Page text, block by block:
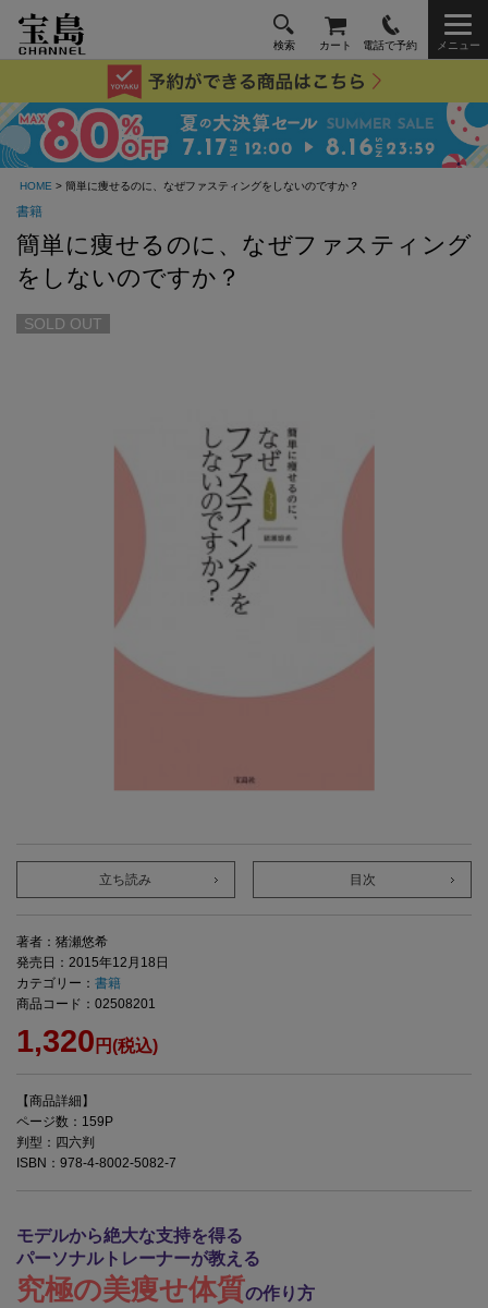
検索 カート 電話で予約 メニュー
HOME > 簡単に痩せるのに、なぜファスティングをしないのですか？
書籍
簡単に痩せるのに、なぜファスティング
をしないのですか？
SOLD OUT
立ち読み 目次
著者：猪瀬悠希
発売日：2015年12月18日
カテゴリー： 書籍
商品コード：02508201
1,320 円(税込)
【商品詳細】
ページ数：159P
判型：四六判
ISBN：978-4-8002-5082-7
モデルから絶大な支持を得る
パーソナルトレーナーが教える
究極の美痩せ体質の作り方